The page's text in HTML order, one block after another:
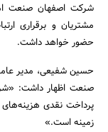
شرکت اصفهان صنعت
حضور خواهد داشت.
حسین شفیعی، مدیر
صنعت اظهار داشت:
پرداخت نقدی
زمینه است.»